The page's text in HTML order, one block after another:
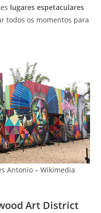
lugares espetaculares
todos os momentos para
Antonio – Wikimedia
Art District